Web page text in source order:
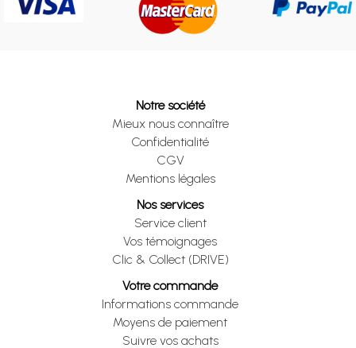
Notre société
Mieux nous connaître
Confidentialité
CGV
Mentions légales
Nos services
Service client
Vos témoignages
Clic & Collect (DRIVE)
Votre commande
Informations commande
Moyens de paiement
Suivre vos achats